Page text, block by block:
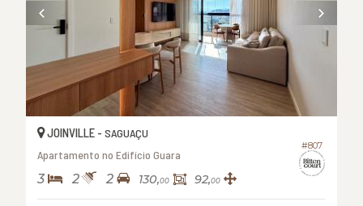
#807
JOINVILLE - SAGUAÇU
Apartamento no Edifício Guara
3 2 2 130,00 92,00